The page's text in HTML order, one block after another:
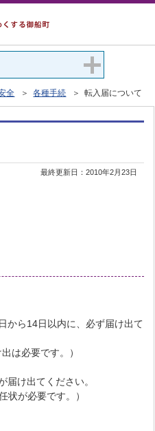
全 ＞各種手続 ＞ 転入届について
最終更新日：2010年2月23日
ら14日以内に、必ず届け出て
必要です。）
け出てください。
が必要です。）